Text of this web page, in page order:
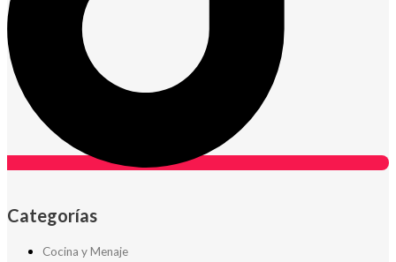
Categorías
Cocina y Menaje